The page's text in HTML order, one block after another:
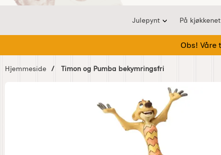
Julepynt På kjøkkenet
Obs! Våre
Hjemmeside Timon og Pumba bekymringsfri